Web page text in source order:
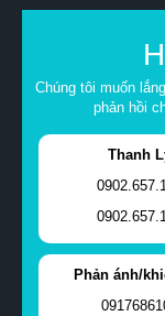
Chúng tôi muốn
phản hồi
Thanh
Phản ánh/